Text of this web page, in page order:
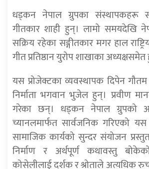
धड्कन नेपाल ग्रुपका संस्थापकहरू
गीतकार शाही हुन्। लामो समयदेखि
सक्रिय रहेका सङ्गीतकार मगर हाल
गीत प्रतिष्ठान युरोप शाखाका अध्यक्षसमेत
यस प्रोजेक्टका व्यवस्थापक दिपेन
निर्माता भगवान भुजेल हुन्। प्रवीण
गरेका छन्। धड्कन नेपाल ग्रुपको
च्यानलमार्फत सार्वजनिक गरिएको
सामाजिक कार्यको सुन्दर संयोजन
निर्माण र अर्थपूर्ण कथावस्तु
कोसेलीलाई दर्शक र श्रोताले अत्यधिक